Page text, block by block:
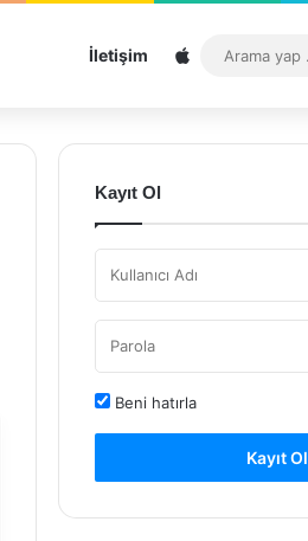
İletişim Sitemap
Kayıt Ol
Beni hatırla
Kayıt Ol